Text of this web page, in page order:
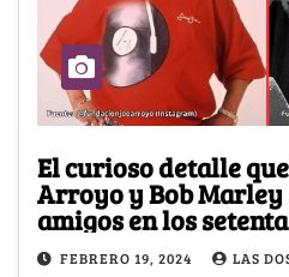
El curioso detalle
Arroyo y Bob
amigos en los
FEBRERO 19, 2024 LAS